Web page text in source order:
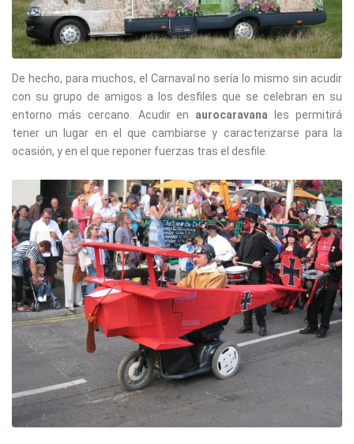
De hecho, para muchos, el Carnaval no sería lo mismo sin acudir
con su grupo de amigos a los desfiles que se celebran en su
entorno más cercano. Acudir en aurocaravana
les permitirá
tener un lugar en el que cambiarse y caracterizarse para la
ocasión, y en el que reponer fuerzas tras el desfile.